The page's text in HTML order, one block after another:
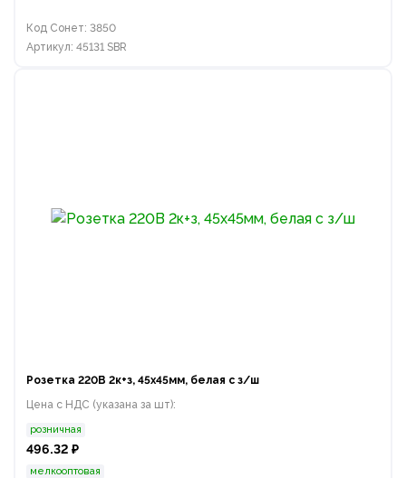
Код Сонет: 3850
Артикул: 45131 SBR
Розетка 220В 2к+з, 45х45мм, белая с з/ш
Цена с НДС (указана за шт):
розничная
496.32 ₽
мелкооптовая